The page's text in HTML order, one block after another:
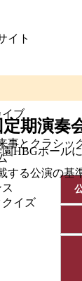
イト
ブ
事とクラシッ
する公演の基
イズ
定期演奏
HBGホール